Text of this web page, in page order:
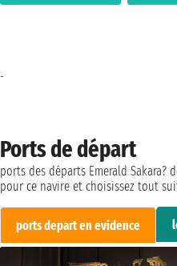
Ports de départ
ports des départs Emerald Sakara?
pour ce navire et choisissez tout
ports depart en evidence
-